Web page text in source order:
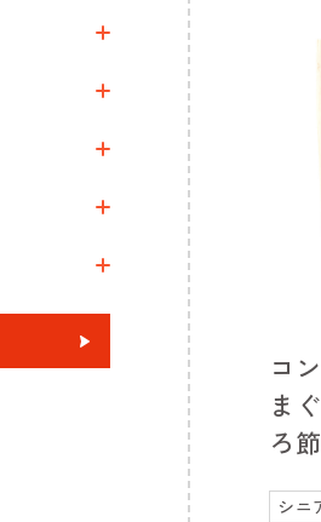
コ
ま
ろ
シニ